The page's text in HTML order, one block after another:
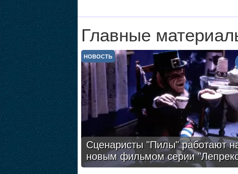
Главные
Сценаристы "Пилы" работают
новым фильмом серии
НОВОСТЬ